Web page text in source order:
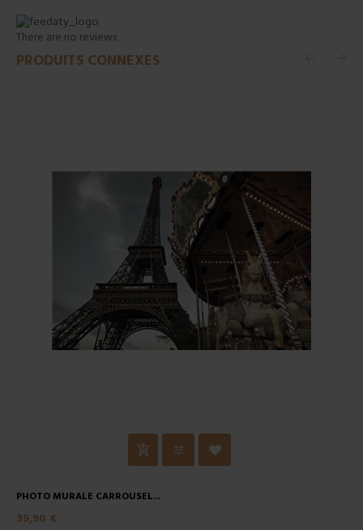
There are no reviews
PRODUITS CONNEXES
PHOTO MURALE CARROUSEL...
39,90 €